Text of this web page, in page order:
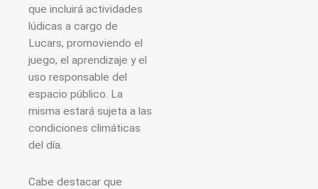
que incluirá actividades
lúdicas a cargo de
Lucars, promoviendo el
juego, el aprendizaje y el
uso responsable del
espacio público. La
misma estará sujeta a las
condiciones climáticas
del día.
Cabe destacar que